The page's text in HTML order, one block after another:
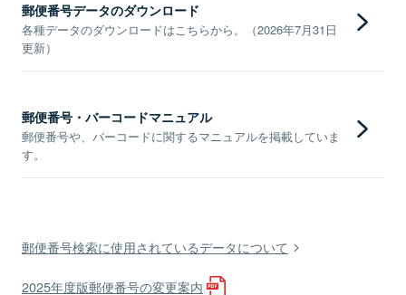
郵便番号データのダウンロード
各種データのダウンロードはこちらから。（2026年7月31日
更新）
郵便番号・バーコードマニュアル
郵便番号や、バーコードに関するマニュアルを掲載していま
す。
郵便番号検索に使用されているデータについて
2025年度版郵便番号の変更案内